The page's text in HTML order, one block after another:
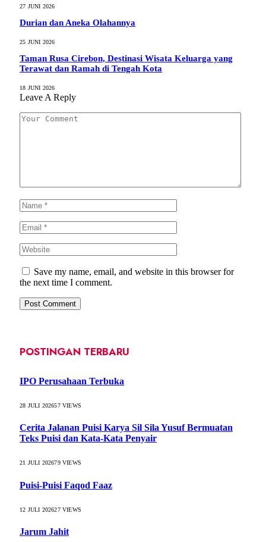
27 JUNI 2026
Durian dan Aneka Olahannya
25 JUNI 2026
Taman Rusa Cirebon, Destinasi Wisata Keluarga yang
Terawat dan Ramah di Tengah Kota
18 JUNI 2026
Leave A Reply
Save my name, email, and website in this browser for
the next time I comment.
POSTINGAN TERBARU
IPO Perusahaan Terbuka
28 JULI 202657VIEWS
Cerita Jalanan Puisi Karya Sil Sila Yusuf Bermuatan
Teks Puisi dan Kata-Kata Penyair
21 JULI 202679VIEWS
Puisi-Puisi Faqod Faaz
12 JULI 202627VIEWS
Jarum Jahit